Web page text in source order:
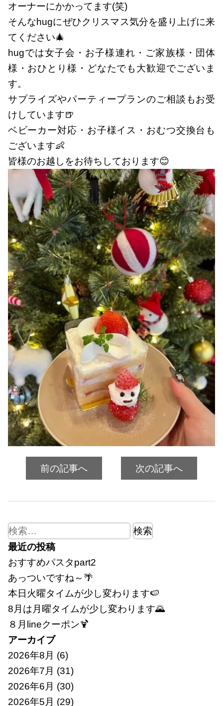
オーナーにかかってます(笑)
そんなhugにぜひクリスマス気分を盛り上げに来
てください🎄
hugでは女子会・お子様連れ・ご家族様・団体
様・おひとり様・どなたでも大歓迎でございま
す。
サプライズやパーティープランのご相談もお受
けしています🍺
ベビーカー対応・お子様イス・おむつ交換台も
ございます👶
皆様のお越しをお待ちしております😊
前の記事へ 次の記事へ
検
索:
最近の投稿
おすすめパスタpart2
あっついですね～🌴
本日火曜タイムが少し変わります🍉
8月は月曜タイムが少し変わります🌄
８月lineクーポン🍹
アーカイブ
2026年8月 (6)
2026年7月 (31)
2026年6月 (30)
2026年5月 (29)